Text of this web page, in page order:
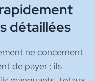
détaillées
ne concernent
de payer ; ils